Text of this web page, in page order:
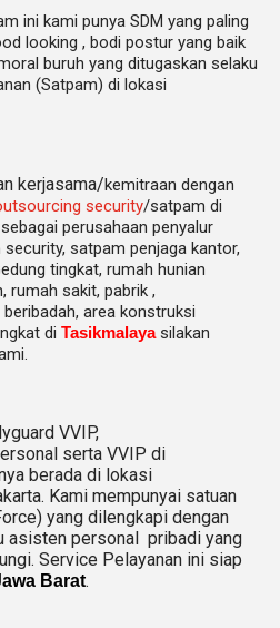
ini kami punya SDM yang paling
looking , bodi postur yang baik
buruh yang ditugaskan selaku
(Satpam) di lokasi
kerjasama/kemitraan dengan
security/satpam di
perusahaan penyalur
satpam penjaga kantor,
tingkat, rumah hunian
rumah sakit, pabrik ,
area konstruksi
di Tasikmalayasilakan
VVIP,
serta VVIP di
berada di lokasi
Kami mempunyai satuan
yang dilengkapi dengan
asisten personal pribadi yang
Service Pelayanan ini siap
Barat.